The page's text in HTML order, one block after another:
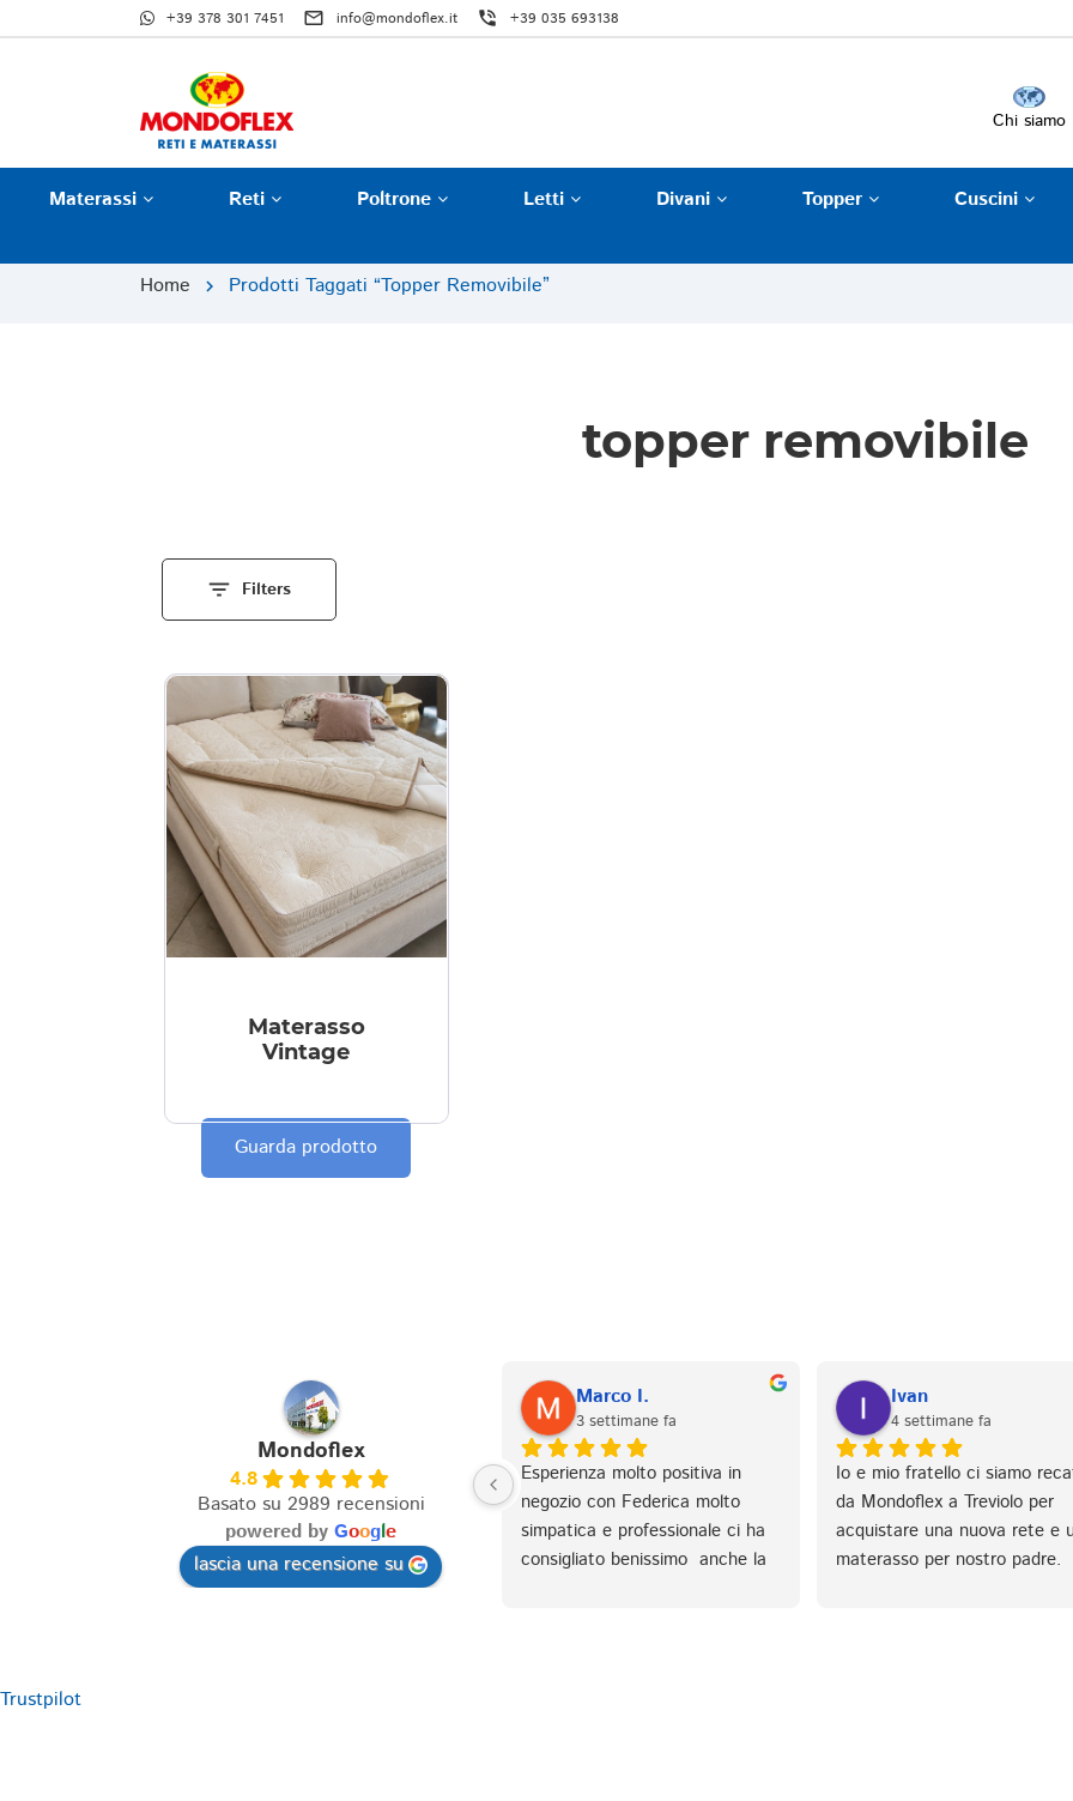
+39 378 301 7451 mail_outline info@mondoflex.it phone_in_talk +39 035 693138
Chi siamo
Materassi Reti Poltrone Letti Divani Topper Cuscini
Home chevron_right Prodotti Taggati “topper Removibile”
topper removibile
filter_list Filters
Materasso
Vintage
Guarda prodotto
Mondoflex
4.8
Basato su 2989 recensioni
powered byGoogle
lascia una recensione su
Marco I.
3 settimane fa
Esperienza molto positiva in
negozio con Federica molto
simpatica e professionale ci ha
consigliato benissimo  anche la
Ivan
4 settimane fa
Io e mio fratello ci siamo
da Mondoflex a Treviolo per
acquistare una nuova rete e
materasso per nostro padre.
Trustpilot